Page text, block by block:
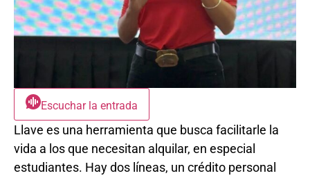
Escuchar la entrada
Llave es una herramienta que busca facilitarle la
vida a los que necesitan alquilar, en especial
estudiantes. Hay dos líneas, un crédito personal